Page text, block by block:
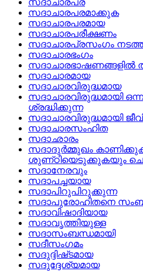
സദാചാരപര
സദാചാരപരമാക്കുക
സദാചാരപരമായ
സദാചാരപരീക്ഷണം
സദാചാരപ്രസംഗം
സദാചാരഭംഗം
സദാചാരഭാഷണങ്ങളില്‍
സദാചാരമായ
സദാചാരവിരുദ്ധമായ
സദാചാരവിരുദ്ധമായി
ശ്രദ്ധിക്കുന്ന
സദാചാരവിരുദ്ധമായി
സദാചാരസംഹിത
സദാഛാരം
സദാദുര്‍മ്മുഖം
ശുണ്‌ഠിയെടുക്കുകയും
സദാനേരവും
സദാപച്ചയായ
സദാപിറുപിറുക്കുന്ന
സദാപുരോഹിതനെ
സദാവിഷാദിയായ
സദാവൃത്തിയുള്ള
സദാസംബന്ധമായി
സദീസംഗമം
സദുദ്ദിഷ്‌ടമായ
സദുദ്ദേശ്യമായ